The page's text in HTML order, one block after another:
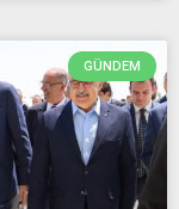
GÜNDEM